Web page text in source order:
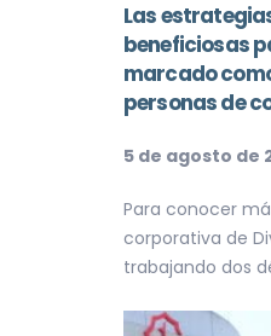
Las
beneficiosas
marcado
personas de
5 de agosto de
Para conocer
corporativa de
trabajando dos